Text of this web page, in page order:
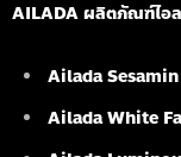
AILADA ผลิตภัณฑ์ไอ
Ailada
Ailada White